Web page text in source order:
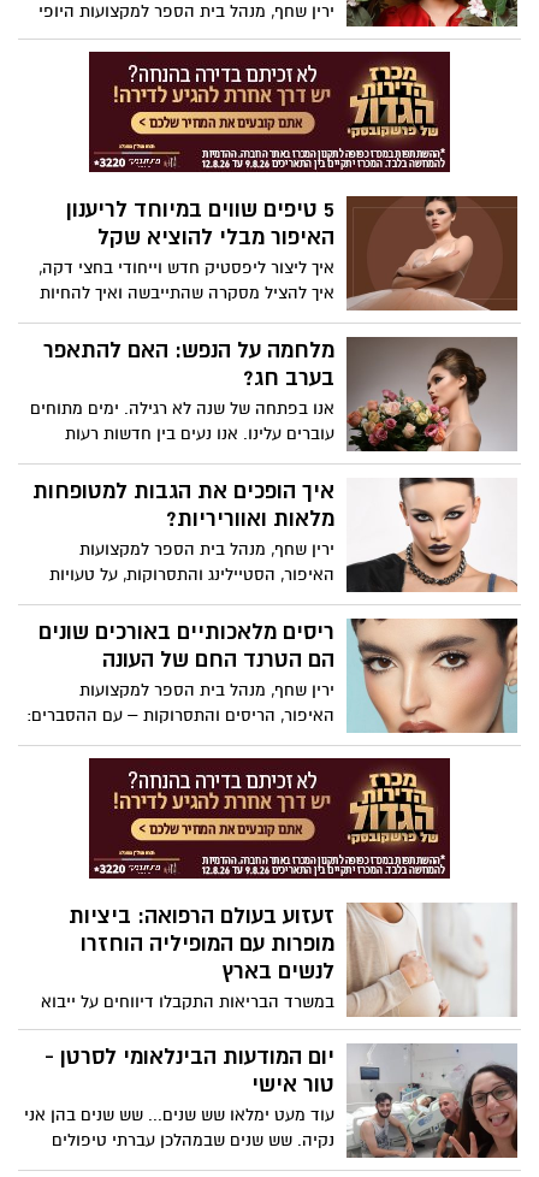
ירין שחף, מנהל בית הספר למקצועות היופי
וחזאי טרנדים עם מגמות הסטייל לשנים 25-26
והדרך לעשות זאת נכון
5 טיפים שווים במיוחד לריענון
האיפור מבלי להוציא שקל
איך ליצור ליפסטיק חדש וייחודי בחצי דקה,
איך להציל מסקרה שהתייבשה ואיך להחיות
צלליות שהפכו דהויות? ירין שחף, מנהל בית
הספר למקצועות היופי, עוזר לרענן את מגירת
האיפור בלי לפתוח את הארנק
מלחמה על הנפש: האם להתאפר
בערב חג?
אנו בפתחה של שנה לא רגילה. ימים מתוחים
עוברים עלינו. אנו נעים בין חדשות רעות
לגרועות יותר. אלה בקלות יכולות להוביל
למצב רוח ירוד, לתסכול ולחוסר חשק להשקיע
בעצמנו. ירין שחף, מנהל בית הספר
בין איפור למצב הרוח.
איך הופכים את הגבות למטופחות
מלאות ואווריריות?
ירין שחף, מנהל בית הספר למקצועות
האיפור, הסטיילינג והתסרוקות, על טעויות
נפוצות באיפור גבות והדרך להימנע מהן:
ריסים מלאכותיים באורכים שונים
הם הטרנד החם של העונה
ירין שחף, מנהל בית הספר למקצועות
האיפור, הריסים והתסרוקות – עם ההסברים:
זעזוע בעולם הרפואה: ביציות
מופרות עם המופיליה הוחזרו
לנשים בארץ
במשרד הבריאות התקבלו דיווחים על ייבוא
ביציות מופרות ממרפאה בחו"ל (BIRTH,
גיאורגיה) מתורמת נשאית של מחלה גנטית
בידי הצוותים במרפאה בחו"ל ובישראל,
העוברים הועברו ארצה ואף בוצעה החזרה
יום המודעות הבינלאומי לסרטן -
טור אישי
עוד מעט ימלאו שש שנים... שש שנים בהן אני
נקיה. שש שנים שבמהלכן עברתי טיפולים
שונים, על מנת להיפטר מהסרטן שקבע את